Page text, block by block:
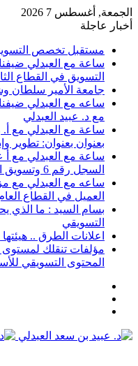
الجمعة, أغسطس 7 2026
أخبار عاجلة
مستقبل تخصص
ساعة مع العبدلي
التسويق في القطاع
جامعة الأمير سلطان
ساعه مع العبدلي
مع د. عبيد العبدلي
ساعة مع العبدلي مع أ.
بعنوان بعنوان: تطوير
ساعة مع العبدلي مع أ
السجل رقم 6 وتسويق الثقافة مع د عبيد العبدلي
ساعه مع العبدلي مع
العميل في القطاع
بسام السيد : ما الذي
التسويقي
اعلانات الطرق ..
مؤلفات تنقلك
المحتوى التسويقي
القائمة